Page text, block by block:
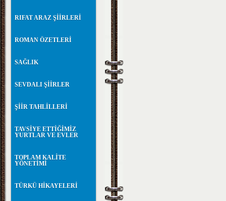
RIFAT ARAZ ŞİİRLERİ
ROMAN ÖZETLERİ
SAĞLIK
SEVDALI ŞİİRLER
ŞİİR TAHLİLLERİ
TAVSİYE ETTİĞİMİZ
YURTLAR VE EVLER
TOPLAM KALİTE
YÖNETİMİ
TÜRKÜ HİKAYELERİ